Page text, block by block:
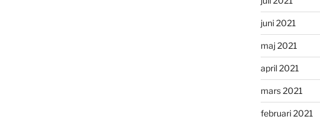
juni 2021
maj 2021
april 2021
mars 2021
februari 2021